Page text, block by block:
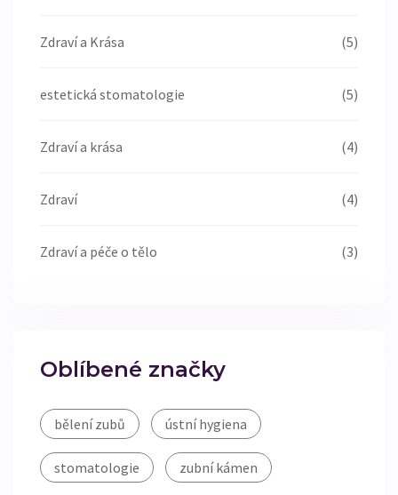
Zdraví a Krása (5)
estetická stomatologie (5)
Zdraví a krása (4)
Zdraví (4)
Zdraví a péče o tělo (3)
Oblíbené značky
bělení zubů ústní hygiena
stomatologie zubní kámen